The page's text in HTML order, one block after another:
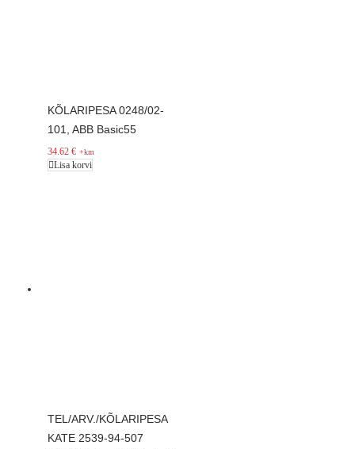
KÕLARIPESA 0248/02-
101, ABB Basic55
34.62€ +km
Lisa korvi
TEL/ARV./KÕLARIPESA
KATE 2539-94-507